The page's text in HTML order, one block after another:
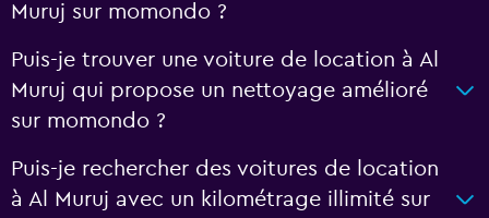
Muruj sur momondo ?
Puis-je trouver une voiture de location à Al
Muruj qui propose un nettoyage amélioré
sur momondo ?
Puis-je rechercher des voitures de location
à Al Muruj avec un kilométrage illimité sur